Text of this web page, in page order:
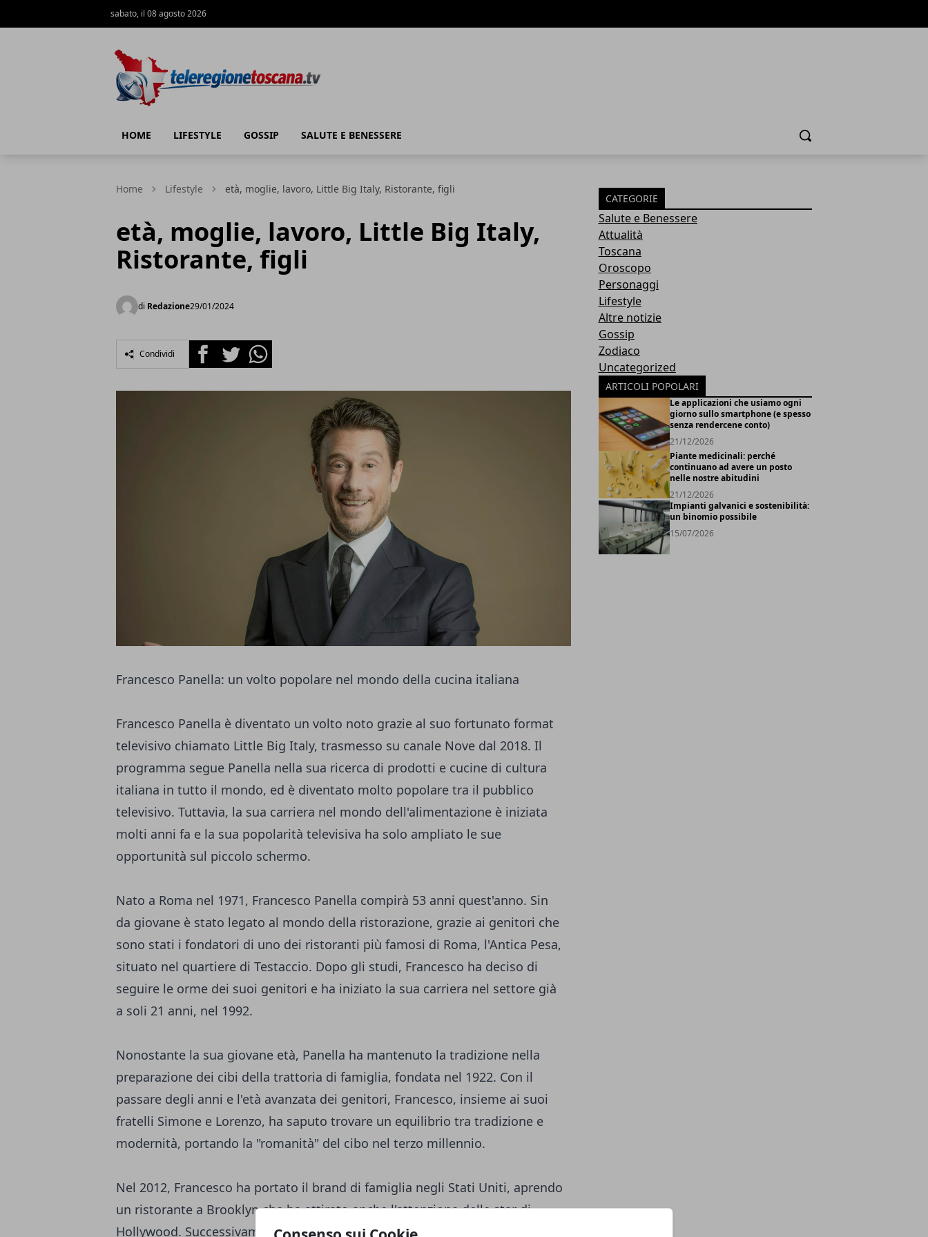
sabato, il 08 agosto 2026
HOME LIFESTYLE GOSSIP SALUTE E BENESSERE Cerca
Home Lifestyle età, moglie, lavoro, Little Big Italy, Ristorante, figli
età, moglie, lavoro, Little Big Italy,
Ristorante, figli
di Redazione29/01/2024
Condividi FacebookTwitterWhatsapp
Francesco Panella: un volto popolare nel mondo della cucina italiana
Francesco Panella è diventato un volto noto grazie al suo fortunato format
televisivo chiamato Little Big Italy, trasmesso su canale Nove dal 2018. Il
programma segue Panella nella sua ricerca di prodotti e cucine di cultura
italiana in tutto il mondo, ed è diventato molto popolare tra il pubblico
televisivo. Tuttavia, la sua carriera nel mondo dell'alimentazione è iniziata
molti anni fa e la sua popolarità televisiva ha solo ampliato le sue
opportunità sul piccolo schermo.
Nato a Roma nel 1971, Francesco Panella compirà 53 anni quest'anno. Sin
da giovane è stato legato al mondo della ristorazione, grazie ai genitori che
sono stati i fondatori di uno dei ristoranti più famosi di Roma, l'Antica Pesa,
situato nel quartiere di Testaccio. Dopo gli studi, Francesco ha deciso di
seguire le orme dei suoi genitori e ha iniziato la sua carriera nel settore già
a soli 21 anni, nel 1992.
Nonostante la sua giovane età, Panella ha mantenuto la tradizione nella
preparazione dei cibi della trattoria di famiglia, fondata nel 1922. Con il
passare degli anni e l'età avanzata dei genitori, Francesco, insieme ai suoi
fratelli Simone e Lorenzo, ha saputo trovare un equilibrio tra tradizione e
modernità, portando la "romanità" del cibo nel terzo millennio.
Nel 2012, Francesco ha portato il brand di famiglia negli Stati Uniti, aprendo
un ristorante a Brooklyn che ha attirato anche l'attenzione delle star di
Hollywood. Successivamente, ha aperto un ristorante a Doha, in Qatar,
CATEGORIE
Salute e Benessere
Attualità
Toscana
Oroscopo
Personaggi
Lifestyle
Altre notizie
Gossip
Zodiaco
Uncategorized
ARTICOLI POPOLARI
Le applicazioni che usiamo ogni
giorno sullo smartphone (e spesso
senza rendercene conto)
21/12/2026
Piante medicinali: perché
continuano ad avere un posto
nelle nostre abitudini
21/12/2026
Impianti galvanici e sostenibilità:
un binomio possibile
15/07/2026